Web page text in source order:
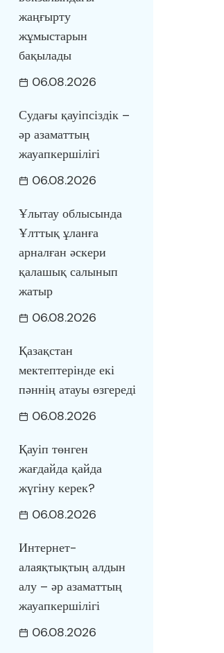
жаңғырту
жұмыстарын
бақылады
06.08.2026
Судағы қауіпсіздік –
әр азаматтың
жауапкершілігі
06.08.2026
Ұлытау облысында
Ұлттық ұланға
арналған әскери
қалашық салынып
жатыр
06.08.2026
Қазақстан
мектептерінде екі
пәннің атауы өзгереді
06.08.2026
Қауіп төнген
жағдайда қайда
жүгіну керек?
06.08.2026
Интернет-
алаяқтықтың алдын
алу – әр азаматтың
жауапкершілігі
06.08.2026